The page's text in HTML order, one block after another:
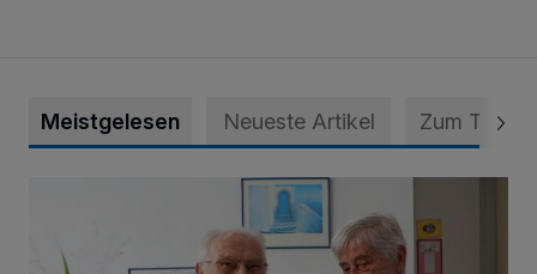
Meistgelesen Neueste Artikel Zum Thema
„Wir waren uns eigentlich nie böse“